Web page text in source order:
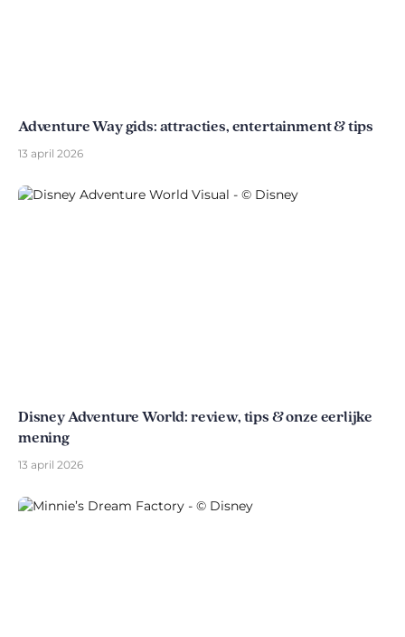
Adventure Way gids: attracties, entertainment & tips
13 april 2026
Disney Adventure World: review, tips & onze eerlijke
mening
13 april 2026